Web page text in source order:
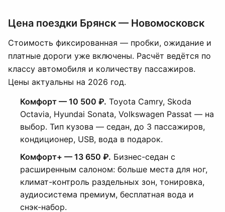
Цена поездки Брянск — Новомосковск
Стоимость фиксированная — пробки, ожидание и
платные дороги уже включены. Расчёт ведётся по
классу автомобиля и количеству пассажиров.
Цены актуальны на 2026 год.
Комфорт — 10 500 ₽. Toyota Camry, Skoda
Octavia, Hyundai Sonata, Volkswagen Passat — на
выбор. Тип кузова — седан, до 3 пассажиров,
кондиционер, USB, вода в подарок.
Комфорт+ — 13 650 ₽. Бизнес-седан с
расширенным салоном: больше места для ног,
климат-контроль раздельных зон, тонировка,
аудиосистема премиум, бесплатная вода и
снэк-набор.